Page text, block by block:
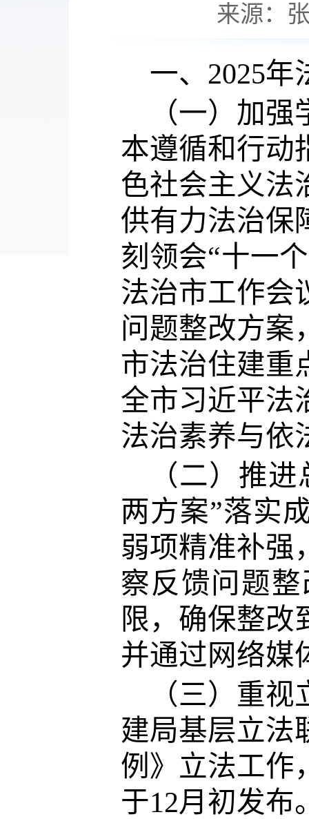
来源：
一、 2025年
（一）加
本遵循和行动
色社会主义法
供有力法治保
刻领会“十一
法治市工作会
问题整改方案
市法治住建重
全市习近平法
法治素养与依
（二）推
两方案”落实
弱项精准补强
察反馈问题
限，确保整改
并通过网络媒
（三）重
建局基层立法
例》立法工作
于12月初发布